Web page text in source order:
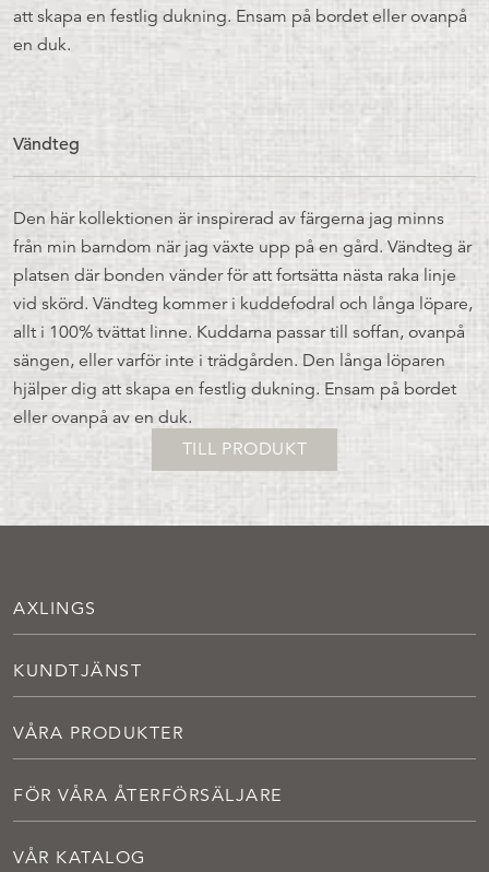
att skapa en festlig dukning. Ensam på bordet eller ovanpå
en duk.
Vändteg
Den här kollektionen är inspirerad av färgerna jag minns
från min barndom när jag växte upp på en gård. Vändteg är
platsen där bonden vänder för att fortsätta nästa raka linje
vid skörd. Vändteg kommer i kuddefodral och långa löpare,
allt i 100% tvättat linne. Kuddarna passar till soffan, ovanpå
sängen, eller varför inte i trädgården. Den långa löparen
hjälper dig att skapa en festlig dukning. Ensam på bordet
eller ovanpå av en duk.
TILL PRODUKT
AXLINGS
KUNDTJÄNST
VÅRA PRODUKTER
FÖR VÅRA ÅTERFÖRSÄLJARE
VÅR KATALOG